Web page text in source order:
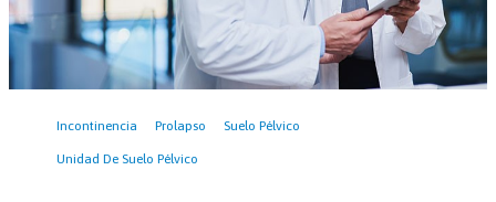
Incontinencia Prolapso Suelo Pélvico
Unidad De Suelo Pélvico